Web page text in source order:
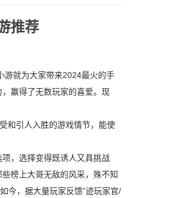
推荐
就为大家带来2024最火的手
赢得了无数玩家的喜爱。现
和引人入胜的游戏情节，能使
，选择变得既诱人又具挑战
榜上大哥无敌的风采，殊不知
今，据大量玩家反馈”迹玩家官/